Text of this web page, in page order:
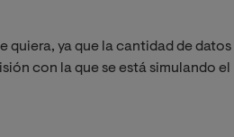
quiera, ya que la cantidad de datos
con la que se está simulando el